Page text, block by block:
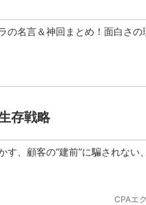
の名言＆神回まとめ！面白さの
存戦略
す、顧客の“建前”に騙されな
CPAエ